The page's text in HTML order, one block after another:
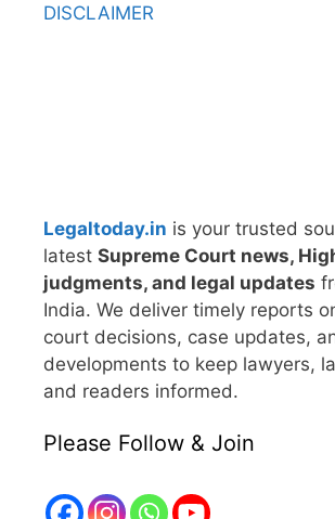
DISCLAIMER
Legaltoday.in is your trusted
latest Supreme Court news,
judgments, and legal updates
India. We deliver timely reports
court decisions, case updates,
developments to keep lawyers,
and readers informed.
Please Follow & Join